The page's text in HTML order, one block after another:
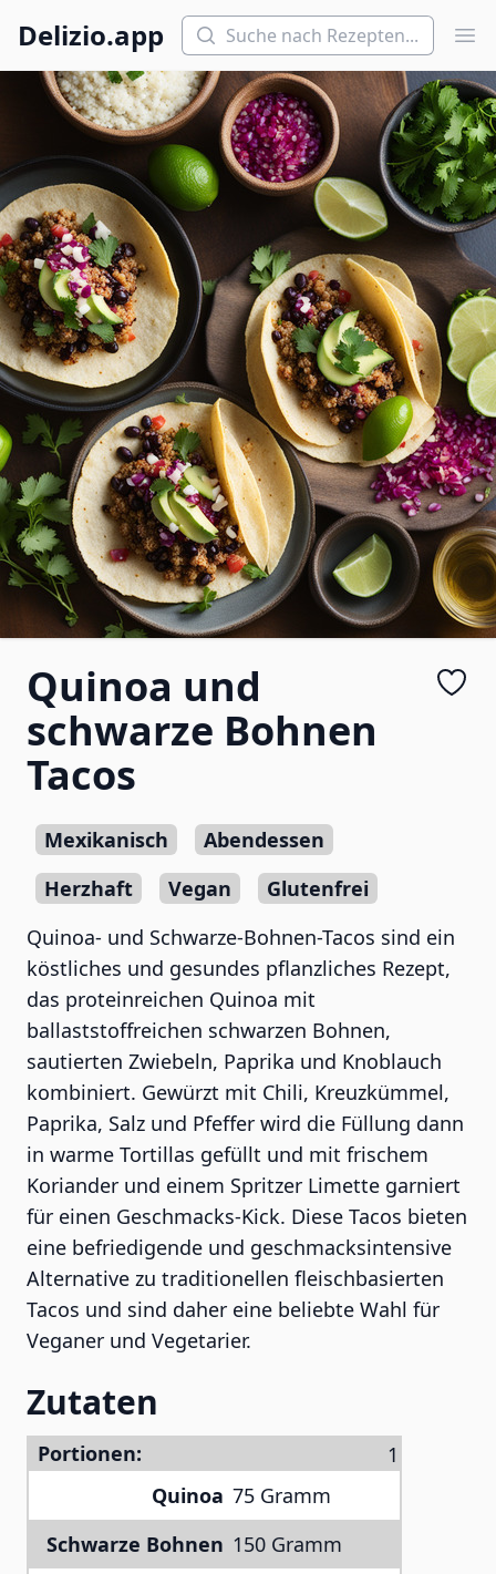
Delizio.app Suchen
Quinoa und
schwarze Bohnen
Tacos
Mexikanisch
Abendessen
Herzhaft
Vegan
Glutenfrei
Quinoa- und Schwarze-Bohnen-Tacos sind ein
köstliches und gesundes pflanzliches Rezept,
das proteinreichen Quinoa mit
ballaststoffreichen schwarzen Bohnen,
sautierten Zwiebeln, Paprika und Knoblauch
kombiniert. Gewürzt mit Chili, Kreuzkümmel,
Paprika, Salz und Pfeffer wird die Füllung dann
in warme Tortillas gefüllt und mit frischem
Koriander und einem Spritzer Limette garniert
für einen Geschmacks-Kick. Diese Tacos bieten
eine befriedigende und geschmacksintensive
Alternative zu traditionellen fleischbasierten
Tacos und sind daher eine beliebte Wahl für
Veganer und Vegetarier.
Zutaten
Portionen:
Quinoa 75 Gramm
Schwarze Bohnen 150 Gramm